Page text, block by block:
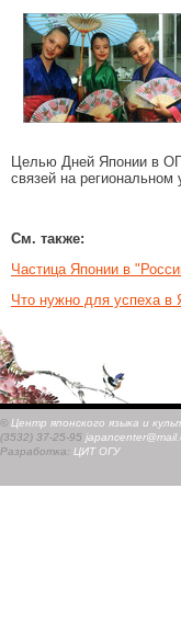
Целью Дней Японии в
связей на региональном
См. также:
Частица Японии в
Что нужно для успеха в
© Центр японского языка и
(3532) 37-25-95
Разработка: ЦИТ ОГУ